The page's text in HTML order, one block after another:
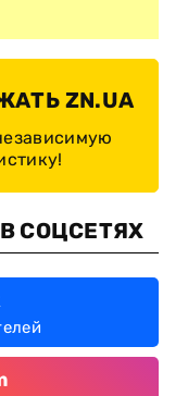
ZN.UA
СОЦСЕТЯХ